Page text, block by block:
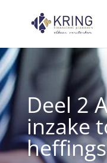
Deel 2
inzake